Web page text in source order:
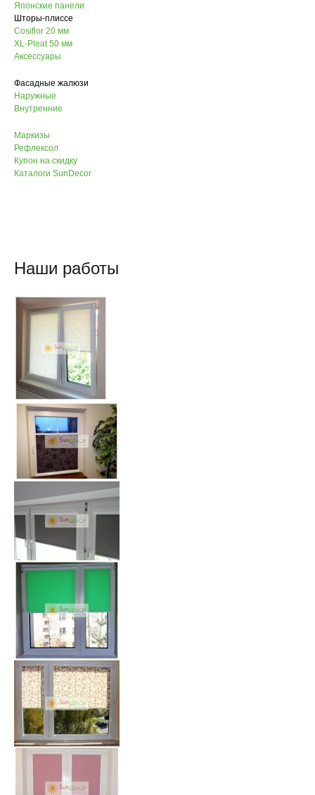
Японские панели
Шторы-плиссе
Cosiflor 20 мм
XL-Pleat 50 мм
Аксессуары
Фасадные жалюзи
Наружные
Внутренние
Маркизы
Рефлексол
Купон на скидку
Каталоги SunDecor
Наши работы